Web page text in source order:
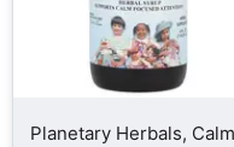
Planetary Herbals, Calm